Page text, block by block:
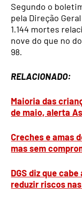
Segundo o
pela Direção
1.144 mortes
nove do que no
98.
RELACIONADO:
Maioria das
de maio, alerta
Creches e amas
mas sem
DGS diz que
reduzir riscos